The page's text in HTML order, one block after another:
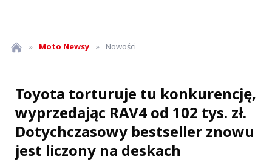
» Moto Newsy » Nowości
Toyota torturuje tu konkurencję,
wyprzedając RAV4 od 102 tys. zł.
Dotychczasowy bestseller znowu
jest liczony na deskach